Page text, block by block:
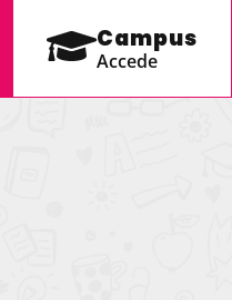
Campus
Accede